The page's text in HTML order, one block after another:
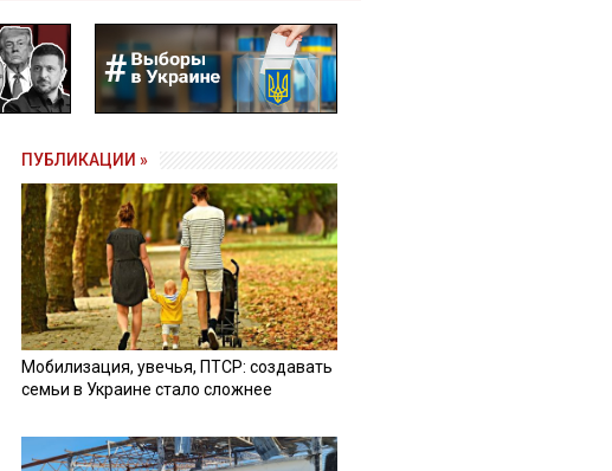
ПУБЛИКАЦИИ »
Мобилизация, увечья, ПТСР: создавать
семьи в Украине стало сложнее